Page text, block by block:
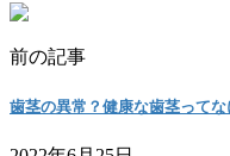
前の記事
歯茎の異常？健康な歯茎って